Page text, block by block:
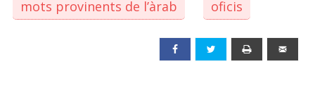
mots provinents de l’àrab oficis
Facebook Twitter